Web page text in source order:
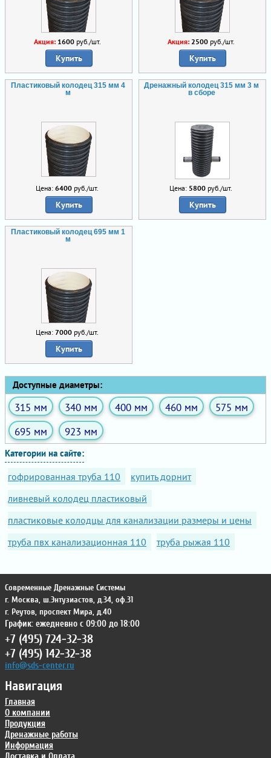
Акция: 1600руб./шт.
Купить
Акция: 2500руб./шт.
Купить
Пластиковый колодец 315 мм 4
м
Цена: 6400 руб./шт.
Купить
Дренажный колодец 315 мм 3 м
в сборе
Цена: 5800 руб./шт.
Купить
Пластиковый колодец 695 мм 1
м
Цена: 7000 руб./шт.
Купить
Доступные диаметры:
315 мм 340 мм 400 мм 460 мм
575 мм
695 мм
923 мм
Категории на сайте:
гофрированная труба 110
купить дорнит
ливневый колодец пластиковый
пластиковые колодцы для канализации размеры и цены
труба пвх канализационная 110
труба рыжая 110
Навигация
Главная
О компании
Продукция
Дренажные работы
Информация
Современные Дренажные Системы
г. Москва, ш.Энтузиастов, д.34, оф.31
г. Реутов, проспект Мира, д.40
График: ежедневно с 09:00 до 18:00
+7 (495) 724-32-38
+7 (495) 142-32-38
info@sds-center.ru